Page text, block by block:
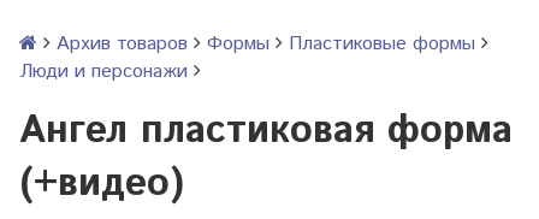
Архив товаров Формы
Пластиковые формы
Люди и персонажи
Ангел пластиковая форма
(+видео)